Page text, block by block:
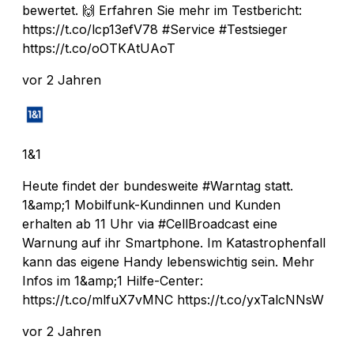
bewertet. 🙌 Erfahren Sie mehr im Testbericht:
https://t.co/lcp13efV78 #Service #Testsieger
https://t.co/oOTKAtUAoT
vor 2 Jahren
1&1
Heute findet der bundesweite #Warntag statt.
1&amp;1 Mobilfunk-Kundinnen und Kunden
erhalten ab 11 Uhr via #CellBroadcast eine
Warnung auf ihr Smartphone. Im Katastrophenfall
kann das eigene Handy lebenswichtig sein. Mehr
Infos im 1&amp;1 Hilfe-Center:
https://t.co/mlfuX7vMNC https://t.co/yxTalcNNsW
vor 2 Jahren